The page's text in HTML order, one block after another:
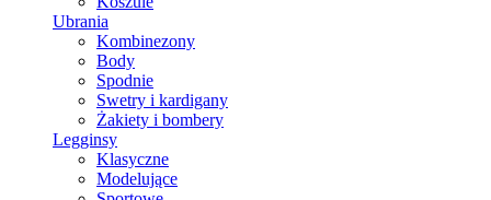
Ubrania
Kombinezony
Body
Spodnie
Swetry i kardigany
Żakiety i bombery
Legginsy
Klasyczne
Modelujące